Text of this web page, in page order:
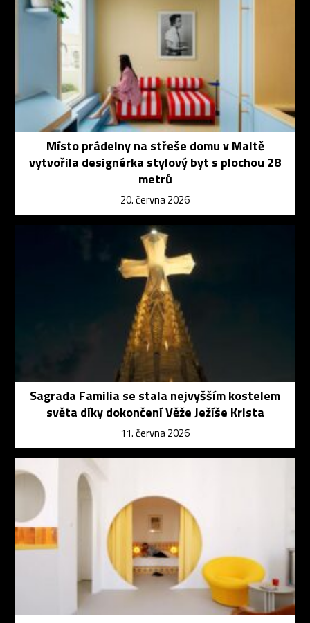
Místo prádelny na střeše domu v Maltě
vytvořila designérka stylový byt s plochou 28
metrů
20. června 2026
Sagrada Familia se stala nejvyšším kostelem
světa díky dokončení Věže Ježíše Krista
11. června 2026